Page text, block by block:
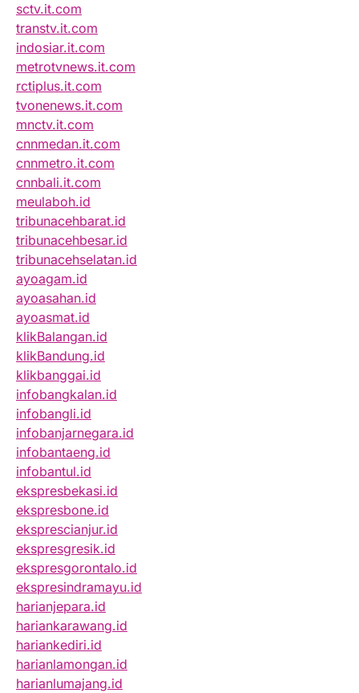
sctv.it.com
transtv.it.com
indosiar.it.com
metrotvnews.it.com
rctiplus.it.com
tvonenews.it.com
mnctv.it.com
cnnmedan.it.com
cnnmetro.it.com
cnnbali.it.com
meulaboh.id
tribunacehbarat.id
tribunacehbesar.id
tribunacehselatan.id
ayoagam.id
ayoasahan.id
ayoasmat.id
klikBalangan.id
klikBandung.id
klikbanggai.id
infobangkalan.id
infobangli.id
infobanjarnegara.id
infobantaeng.id
infobantul.id
ekspresbekasi.id
ekspresbone.id
eksprescianjur.id
ekspresgresik.id
ekspresgorontalo.id
ekspresindramayu.id
harianjepara.id
hariankarawang.id
hariankediri.id
harianlamongan.id
harianlumajang.id